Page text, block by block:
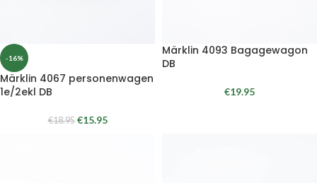
-16%
Märklin 4067 personenwagen
1e/2ekl DB
€18.95 €15.95
Märklin 4093 Bagagewagon
DB
€19.95